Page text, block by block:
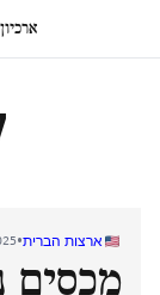
ארכיון
7
ארצות הברית•
מכסים